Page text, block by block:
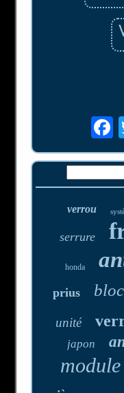
verrou
serrure
honda
prius
unité
japon
module